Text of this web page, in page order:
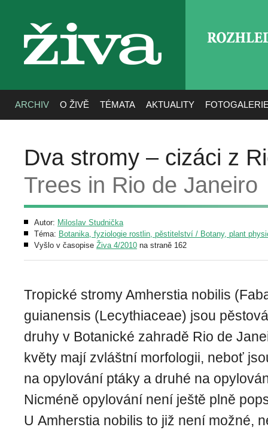
živa
ARCHIV O ŽIVĚ TÉMATA AKTUALITY
Dva stromy – cizáci z
Trees in Rio de Janeiro
Autor: Miloslav Studnička
Téma: Botanika, fyziologie rostlin, pěstitelství / Botany, plant
Vyšlo v časopise Živa 4/2010 na straně 162
Tropické stromy Amherstia nobilis
guianensis (Lecythiaceae) jsou
druhy v Botanické zahradě Rio de
květy mají zvláštní morfologii, neboť
na opylování ptáky a druhé na
Nicméně opylování není ještě plně
U Amherstia nobilis to již není možné,